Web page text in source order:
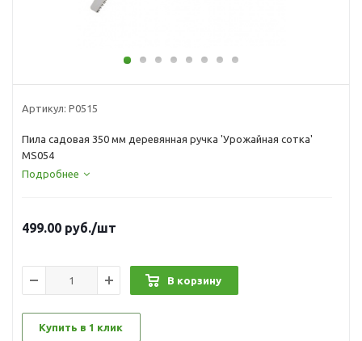
Артикул: Р0515
Пила садовая 350 мм деревянная ручка 'Урожайная сотка'
MS054
Подробнее
499.00 руб./шт
В корзину
Купить в 1 клик